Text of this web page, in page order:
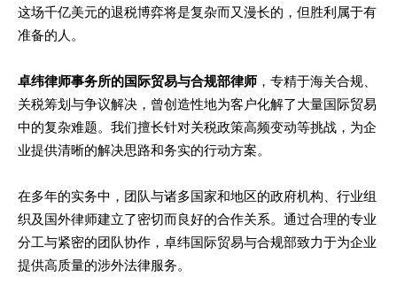
这场千亿美元的退税博弈将是复杂而又漫长的，但胜利属于有
准备的人。
卓纬律师事务所的国际贸易与合规部律师 ，专精于海关合规、
关税筹划与争议解决，曾创造性地为客户化解了大量国际贸易
中的复杂难题。我们擅长针对关税政策高频变动等挑战，为企
业提供清晰的解决思路和务实的行动方案。
在多年的实务中，团队与诸多国家和地区的政府机构、行业组
织及国外律师建立了密切而良好的合作关系。通过合理的专业
分工与紧密的团队协作，卓纬国际贸易与合规部致力于为企业
提供高质量的涉外法律服务。